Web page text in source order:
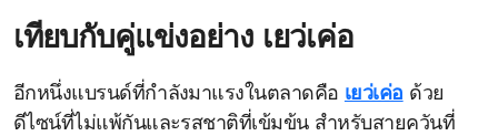
เทียบกับคู่แข่งอย่าง เยว่เค่อ
อีกหนึ่งแบรนด์ที่กำลังมาแรงในตลาดคือ เยว่เค่อ ด้วย
ดีไซน์ที่ไม่แพ้กันและรสชาติที่เข้มข้น สำหรับสายควันที่